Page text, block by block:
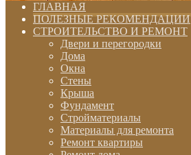
ГЛАВНАЯ
ПОЛЕЗНЫЕ РЕКОМЕНДАЦИИ
СТРОИТЕЛЬСТВО И РЕМОНТ
Двери и перегородки
Дома
Окна
Стены
Крыша
Фундамент
Стройматериалы
Материалы для ремонта
Ремонт квартиры